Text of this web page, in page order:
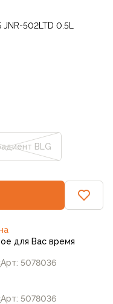
Арт: 5078036
502LTD 0.5L
BLG
Арт: 5078036
для Вас время